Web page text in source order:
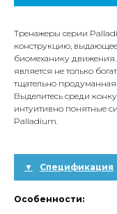
Тренажеры серии
конструкцию,
биомеханику
является не только
тщательно
Выделитесь среди
интуитивно понятные
Palladium.
Спецификация
Особенности: